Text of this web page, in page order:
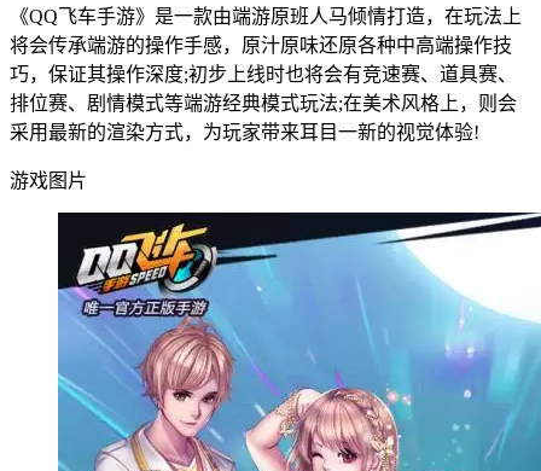
《QQ飞车手游》是一款由端游原班人马倾情打造，在玩法上
将会传承端游的操作手感，原汁原味还原各种中高端操作技
巧，保证其操作深度;初步上线时也将会有竞速赛、道具赛、
排位赛、剧情模式等端游经典模式玩法;在美术风格上，则会
采用最新的渲染方式，为玩家带来耳目一新的视觉体验!
游戏图片